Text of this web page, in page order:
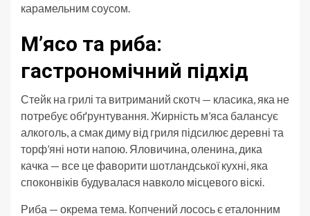
карамельним соусом.
М’ясо та риба:
гастрономічний підхід
Стейк на грилі та витриманий скотч — класика, яка не
потребує обґрунтування. Жирність м’яса балансує
алкоголь, а смак диму від гриля підсилює деревні та
торф’яні ноти напою. Яловичина, оленина, дика
качка — все це фаворити шотландської кухні, яка
споконвіків будувалася навколо місцевого віскі.
Риба — окрема тема. Копчений лосось є еталонним